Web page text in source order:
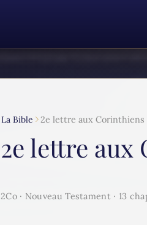
La Bible 2e lettre aux Corinthiens
2e lettre
2Co · Nouveau Testament · 13